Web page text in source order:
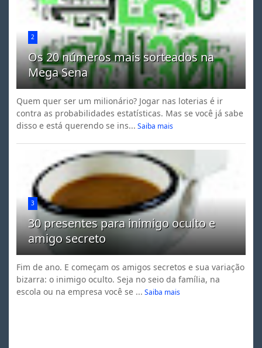
2
Os 20 números mais sorteados na
Mega Sena
Quem quer ser um milionário? Jogar nas loterias é ir
contra as probabilidades estatísticas. Mas se você já sabe
disso e está querendo se ins... Saiba mais
3
30 presentes para inimigo oculto e
amigo secreto
Fim de ano. E começam os amigos secretos e sua variação
bizarra: o inimigo oculto. Seja no seio da família, na
escola ou na empresa você se ... Saiba mais